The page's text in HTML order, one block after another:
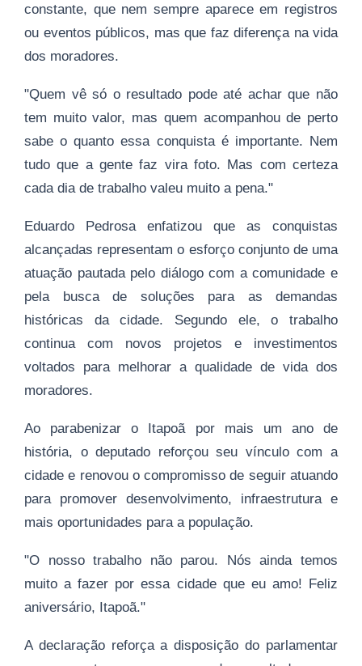
constante, que nem sempre aparece em registros
ou eventos públicos, mas que faz diferença na vida
dos moradores.
"Quem vê só o resultado pode até achar que não
tem muito valor, mas quem acompanhou de perto
sabe o quanto essa conquista é importante. Nem
tudo que a gente faz vira foto. Mas com certeza
cada dia de trabalho valeu muito a pena."
Eduardo Pedrosa enfatizou que as conquistas
alcançadas representam o esforço conjunto de uma
atuação pautada pelo diálogo com a comunidade e
pela busca de soluções para as demandas
históricas da cidade. Segundo ele, o trabalho
continua com novos projetos e investimentos
voltados para melhorar a qualidade de vida dos
moradores.
Ao parabenizar o Itapoã por mais um ano de
história, o deputado reforçou seu vínculo com a
cidade e renovou o compromisso de seguir atuando
para promover desenvolvimento, infraestrutura e
mais oportunidades para a população.
"O nosso trabalho não parou. Nós ainda temos
muito a fazer por essa cidade que eu amo! Feliz
aniversário, Itapoã."
A declaração reforça a disposição do parlamentar